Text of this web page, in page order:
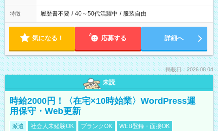
特徴 履歴書不要 / 40～50代活躍中 / 服装自由
気になる！ 応募する 詳細へ
掲載日：2026.08.04
未読
時給2000円！〈在宅×10時始業〉WordPress運
用保守・Web更新
派遣 社会人未経験OK ブランクOK WEB登録・面接OK